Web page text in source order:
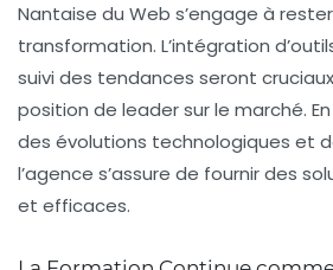
Nantaise du Web s’engage à
transformation. L’intégration
suivi des tendances seront
position de leader sur le marché.
des évolutions technologiques et
l’agence s’assure de fournir des
et efficaces.